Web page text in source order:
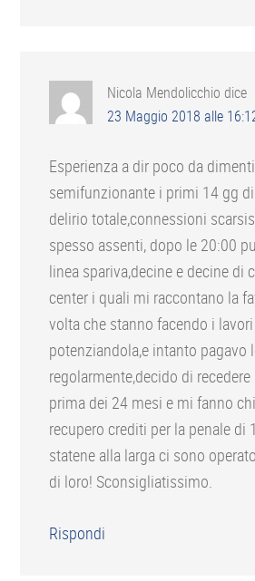
Nicola Mendolicchio dice
23 Maggio 2018 alle
Esperienza a dir poco da
semifunzionante i primi 14 gg
delirio totale,connessioni
spesso assenti, dopo le 20:00
linea spariva,decine e decine di
center i quali mi raccontano la
volta che stanno facendo i
potenziandola,e intanto pagavo
regolarmente,decido di
prima dei 24 mesi e mi fanno
recupero crediti per la penale di
statene alla larga ci sono
di loro! Sconsigliatissimo.
Rispondi